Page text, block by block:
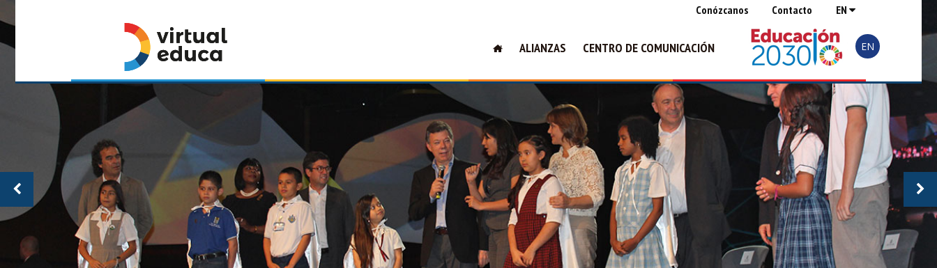
Conózcanos Contacto EN
EN
ALIANZAS CENTRO DE COMUNICACIÓN